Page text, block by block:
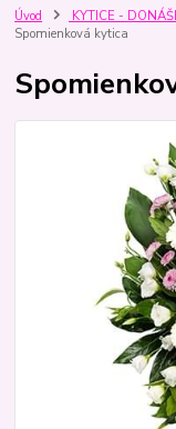
Úvod KYTICE -
Spomienková kytica